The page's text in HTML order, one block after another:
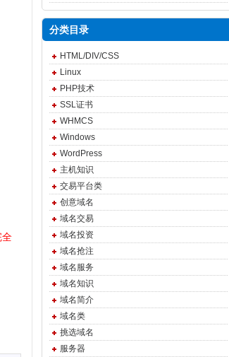
全
分类目录
HTML/DIV/CSS
Linux
PHP技术
SSL证书
WHMCS
Windows
WordPress
主机知识
交易平台类
创意域名
域名交易
域名投资
域名抢注
域名服务
域名知识
域名简介
域名类
挑选域名
服务器